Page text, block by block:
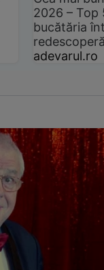
2026 –
bucătăria
adevarul.ro